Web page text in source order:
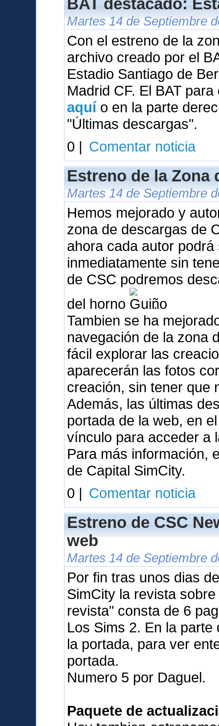
BAT destacado:
Martes 14 de Septiembre
Con el estreno de la
archivo creado por el
Estadio Santiago de
Madrid CF. El BAT
aquí o en la parte
"Últimas descargas".
0 | Comentar noticia
Estreno de la Zona
Martes 14 de Septiembre
Hemos mejorado y
zona de descargas de
ahora cada autor
inmediatamente sin
de CSC podremos
del horno
.
Tambien se ha
navegación de la zona
fácil explorar las
aparecerán las fotos
creación, sin tener que
Además, las últimas
portada de la web, en
vínculo para acceder a
Para más información,
de Capital SimCity.
0 | Comentar noticia
Estreno de CSC
web
Martes 14 de Septiembre
Por fin tras unos dias
SimCity la revista
revista" consta de 6
Los Sims 2. En la
la portada, para ver
portada.
Numero 5 por Daguel.
Paquete de